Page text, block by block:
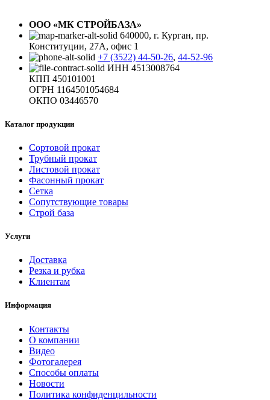
ООО «МК СТРОЙБАЗА»
640000, г. Курган, пр.
Конституции, 27А, офис 1
+7 (3522) 44-50-26, 44-52-96
ИНН 4513008764
КПП 450101001
ОГРН 1164501054684
ОКПО 03446570
Каталог продукции
Сортовой прокат
Трубный прокат
Листовой прокат
Фасонный прокат
Сетка
Сопутствующие товары
Строй база
Услуги
Доставка
Резка и рубка
Клиентам
Информация
Контакты
О компании
Видео
Фотогалерея
Способы оплаты
Новости
Политика конфиденцильности